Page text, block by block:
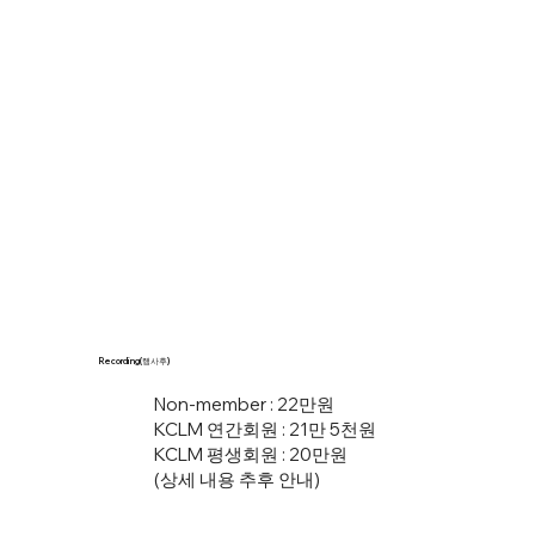
Non-member : 22만원
KCLM 연간회원 : 21만 5천원
KCLM 평생회원 : 20만원
(상세 내용 추후 안내)
Recording(행사후)